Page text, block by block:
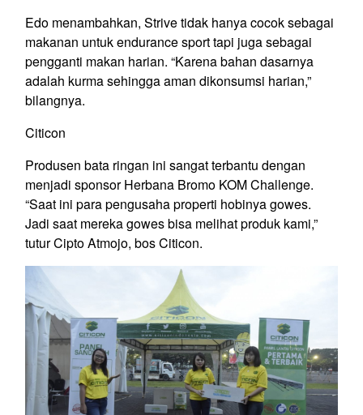
Edo menambahkan, Strive tidak hanya cocok sebagai
makanan untuk endurance sport tapi juga sebagai
pengganti makan harian. “Karena bahan dasarnya
adalah kurma sehingga aman dikonsumsi harian,”
bilangnya.
Citicon
Produsen bata ringan ini sangat terbantu dengan
menjadi sponsor Herbana Bromo KOM Challenge.
“Saat ini para pengusaha properti hobinya gowes.
Jadi saat mereka gowes bisa melihat produk kami,”
tutur Cipto Atmojo, bos Citicon.